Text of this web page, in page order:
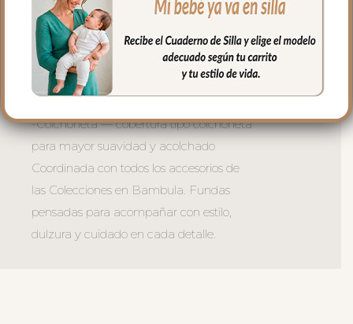
sillón
– Universal — el más versátil, valido para
la mayoría de sillas del mercado
– Básica —para sillas tipo ligeras
– Recta — diseñada para sillas estrechas
-Colchoneta — cobertura tipo colchoneta
para mayor suavidad y acolchado
Coordinada con todos los accesorios de
las Colecciones en Bambula. Fundas
pensadas para acompañar con estilo,
dulzura y cuidado en cada detalle.